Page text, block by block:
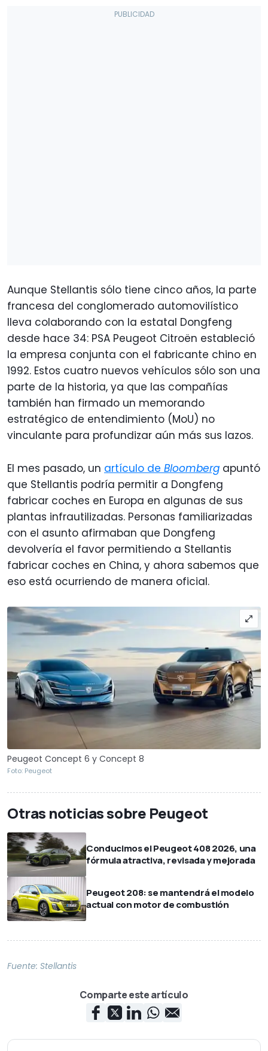
Aunque Stellantis sólo tiene cinco años, la parte
francesa del conglomerado automovilístico
lleva colaborando con la estatal Dongfeng
desde hace 34: PSA Peugeot Citroën estableció
la empresa conjunta con el fabricante chino en
1992. Estos cuatro nuevos vehículos sólo son una
parte de la historia, ya que las compañías
también han firmado un memorando
estratégico de entendimiento (MoU) no
vinculante para profundizar aún más sus lazos.
El mes pasado, un artículo de Bloomberg apuntó
que Stellantis podría permitir a Dongfeng
fabricar coches en Europa en algunas de sus
plantas infrautilizadas. Personas familiarizadas
con el asunto afirmaban que Dongfeng
devolvería el favor permitiendo a Stellantis
fabricar coches en China, y ahora sabemos que
eso está ocurriendo de manera oficial.
Peugeot Concept 6 y Concept 8
Foto: Peugeot
Otras noticias sobre Peugeot
Conducimos el Peugeot 408 2026, una
fórmula atractiva, revisada y mejorada
Peugeot 208: se mantendrá el modelo
actual con motor de combustión
Fuente: Stellantis
Comparte este artículo